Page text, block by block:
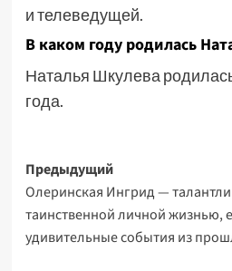
и телеведущей.
В каком году родилась
Наталья Шкулева
года.
Навигация
записи
Предыдущий
Олеринская Ингрид —
таинственной личной жизнью,
удивительные события из